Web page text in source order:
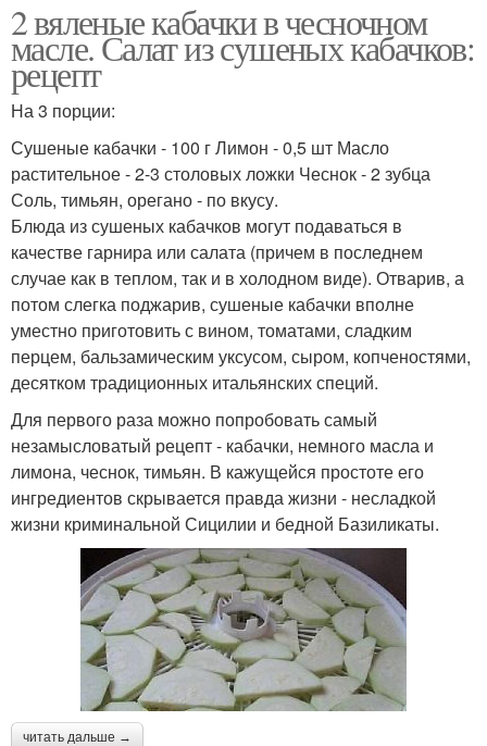
2 вяленые кабачки в чесночном
масле. Салат из сушеных кабачков:
рецепт
На 3 порции:
Сушеные кабачки - 100 г Лимон - 0,5 шт Масло
растительное - 2-3 столовых ложки Чеснок - 2 зубца
Соль, тимьян, орегано - по вкусу.
Блюда из сушеных кабачков могут подаваться в
качестве гарнира или салата (причем в последнем
случае как в теплом, так и в холодном виде). Отварив, а
потом слегка поджарив, сушеные кабачки вполне
уместно приготовить с вином, томатами, сладким
перцем, бальзамическим уксусом, сыром, копченостями,
десятком традиционных итальянских специй.
Для первого раза можно попробовать самый
незамысловатый рецепт - кабачки, немного масла и
лимона, чеснок, тимьян. В кажущейся простоте его
ингредиентов скрывается правда жизни - несладкой
жизни криминальной Сицилии и бедной Базиликаты.
читать дальше →